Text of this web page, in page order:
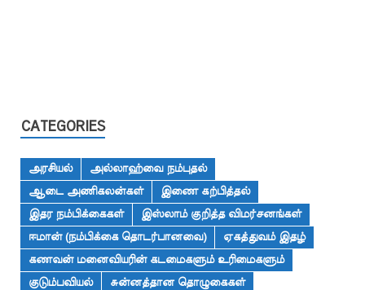
CATEGORIES
அரசியல்
அல்லாஹ்வை நம்புதல்
ஆடை அணிகலன்கள்
இணை கற்பித்தல்
இதர நம்பிக்கைகள்
இஸ்லாம் குறித்த விமர்சனங்கள்
ஈமான் (நம்பிக்கை தொடர்பானவை)
ஏகத்துவம் இதழ்
கணவன் மனைவியரின் கடமைகளும் உரிமைகளும்
குடும்பவியல்
சுன்னத்தான தொழுகைகள்